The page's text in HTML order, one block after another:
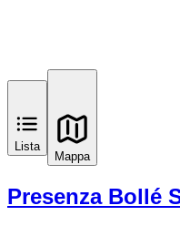
Lista
Mappa
Presenza Bollé